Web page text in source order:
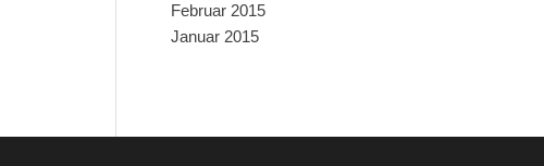
Februar 2015
Januar 2015